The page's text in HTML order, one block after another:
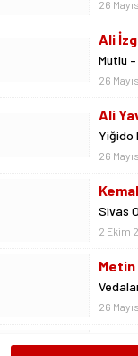
Mutlu –
26
Ali
Yiğido
Sivas
Metin
“Biz